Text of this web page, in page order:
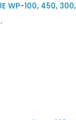
WP-100, 450, 300,